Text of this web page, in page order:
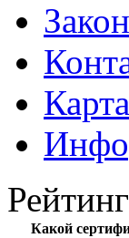
Какой